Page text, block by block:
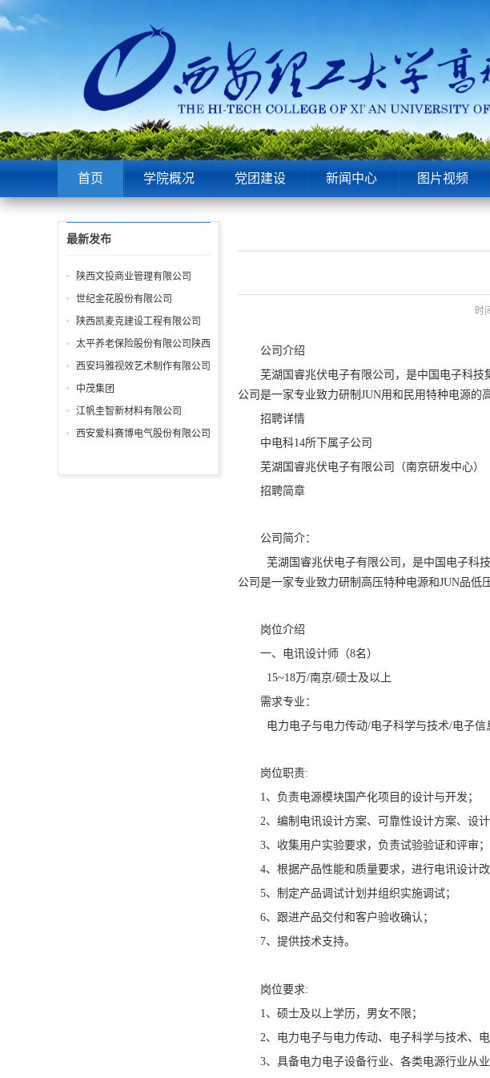
首页 学院概况 党团建设 新闻中心 图片视频
时
公司介绍
芜湖国睿兆伏电子有限公司，是中国电子科技
公司是一家专业致力研制JUN用和民用特种电源
招聘详情
中电科14所下属子公司
芜湖国睿兆伏电子有限公司（南京研发中心）
招聘简章
公司简介：
芜湖国睿兆伏电子有限公司，是中国电子科
公司是一家专业致力研制高压特种电源和JUN品低
岗位介绍
一、电讯设计师（8名）
15~18万/南京/硕士及以上
需求专业：
电力电子与电力传动/电子科学与技术/电子
岗位职责:
1、负责电源模块国产化项目的设计与开发；
2、编制电讯设计方案、可靠性设计方案、设
3、收集用户实验要求，负责试验验证和评审；
4、根据产品性能和质量要求，进行电讯设计
5、制定产品调试计划并组织实施调试；
6、跟进产品交付和客户验收确认；
7、提供技术支持。
岗位要求:
1、硕士及以上学历，男女不限；
2、电力电子与电力传动、电子科学与技术、
3、具备电力电子设备行业、各类电源行业从
最新发布
陕西文投商业管理有限公司
世纪金花股份有限公司
陕西凯麦克建设工程有限公司
太平养老保险股份有限公司陕西
分公司
西安玛雅视效艺术制作有限公司
中茂集团
江帆圭智新材料有限公司
西安爱科赛博电气股份有限公司